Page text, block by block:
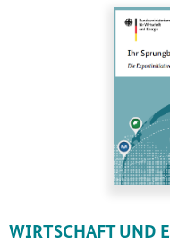
WIRTSCHAFT UND